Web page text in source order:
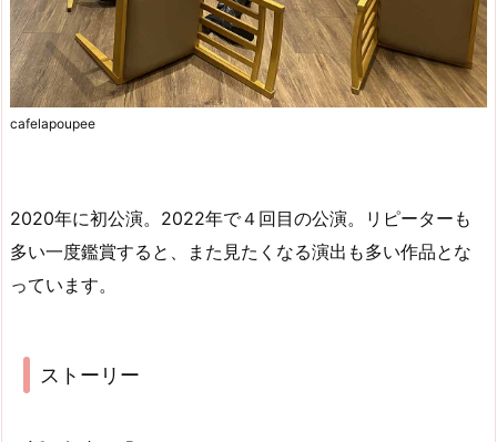
cafelapoupee
2020年に初公演。2022年で４回目の公演。リピーターも
多い一度鑑賞すると、また見たくなる演出も多い作品とな
っています。
ストーリー